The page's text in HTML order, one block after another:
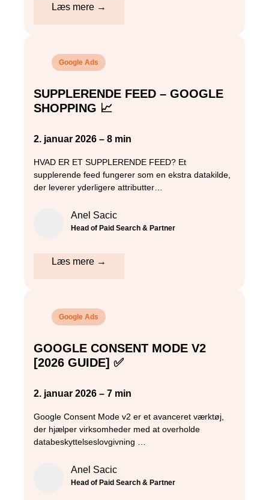
Læs mere →
Google Ads
SUPPLERENDE FEED – GOOGLE
SHOPPING 📈
2. januar 2026 – 8 min
HVAD ER ET SUPPLERENDE FEED? Et
supplerende feed fungerer som en ekstra datakilde,
der leverer yderligere attributter…
Anel Sacic
Head of Paid Search & Partner
Læs mere →
Google Ads
GOOGLE CONSENT MODE V2
[2026 GUIDE] ✅
2. januar 2026 – 7 min
Google Consent Mode v2 er et avanceret værktøj,
der hjælper virksomheder med at overholde
databeskyttelseslovgivning …
Anel Sacic
Head of Paid Search & Partner